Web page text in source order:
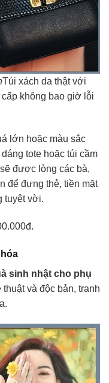
Túi xách da thật với
không bao giờ lỗi
lớn hoặc màu sắc
tote hoặc túi cầm
được lòng các bà,
để đựng thẻ, tiền mặt
tuyệt vời.
sinh nhật cho phụ
và độc bản, tranh